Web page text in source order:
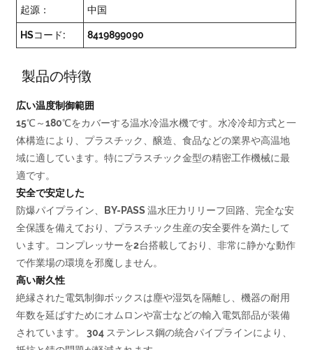
起源： 中国
HSコード: 8419899090
製品の特徴
広い温度制御範囲
15℃～180℃をカバーする温水冷温水機です。水冷冷却方式と一
体構造により、プラスチック、醸造、食品などの業界や高温地
域に適しています。特にプラスチック金型の精密工作機械に最
適です。
安全で安定した
防爆パイプライン、BY-PASS 温水圧力リリーフ回路、完全な安
全保護を備えており、プラスチック生産の安全要件を満たして
います。コンプレッサーを2台搭載しており、非常に静かな動作
で作業場の環境を邪魔しません。
高い耐久性
絶縁された電気制御ボックスは塵や湿気を隔離し、機器の耐用
年数を延ばすためにオムロンや富士などの輸入電気部品が装備
されています。 304 ステンレス鋼の統合パイプラインにより、